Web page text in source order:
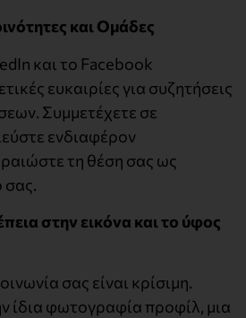
και Ομάδες
και το Facebook
ευκαιρίες για συζητήσεις
Συμμετέχετε σε
ενδιαφέρον
τη θέση σας ως
σας.
στην εικόνα και το ύφος
σας είναι κρίσιμη.
ίδια φωτογραφία προφίλ, μια